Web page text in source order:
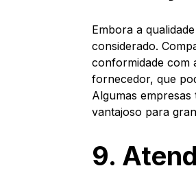
Embora a
considerado.
conformidade com
fornecedor, que
Algumas
vantajoso para
9.